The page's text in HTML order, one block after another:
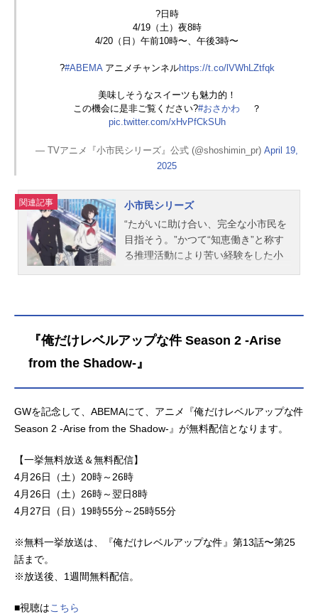
?日時
4/19（土）夜8時
4/20（日）午前10時〜、午後3時〜
?#ABEMAアニメチャンネルhttps://t.co/lVWhLZtfqk
美味しそうなスイーツも魅力的！
この機会に是非ご覧ください?#おさかわ ？
pic.twitter.com/xHvPfCkSUh
— TVアニメ『小市民シリーズ』公式 (@shoshimin_pr)April 19,
2025
関連記事
小市民シリーズ
“たがいに助け合い、完全な小市民を
目指そう。”かつて“知恵働き”と称す
る推理活動により苦い経験をした小
助け合う“互恵（ごけい）関係”を密か
に結び、小市民としての高校デビュ
ーを飾り平穏な日々を送るつもりで
いたのだ。ところがふたりの学園生
鳩くんと小佐内さんは、小市民とし
ての穏やかな日々を手に入れること
シリーズ放送形態TVアニメスケジュ
ール2024年7月6日（土）～2024年9
月14日（土）テレビ朝日系・BS朝日
ほか話数全10話キャスト小鳩常悟
那堂島健吾：古川慎スタッフ原作：
件』（創元推理文庫刊）監督：神戸
『俺だけレベルアップな件 Season 2 -Arise
from the Shadow-』
GWを記念して、ABEMAにて、アニメ『俺だけレベルアップな件
Season 2 -Arise from the Shadow-』が無料配信となります。
【一挙無料放送＆無料配信】
4月26日（土）20時～26時
4月26日（土）26時～翌日8時
4月27日（日）19時55分～25時55分
※無料一挙放送は、『俺だけレベルアップな件』第13話〜第25
話まで。
※放送後、1週間無料配信。
■視聴はこちら